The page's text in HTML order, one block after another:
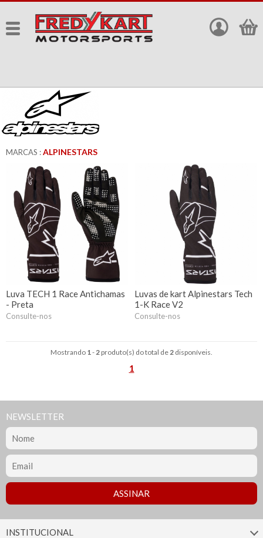
MARCAS :ALPINESTARS
Luva TECH 1 Race Antichamas
- Preta
Consulte-nos
Luvas de kart Alpinestars Tech
1-K Race V2
Consulte-nos
Mostrando 1-2 produto(s) do total de2 disponíveis.
1
NEWSLETTER
INSTITUCIONAL